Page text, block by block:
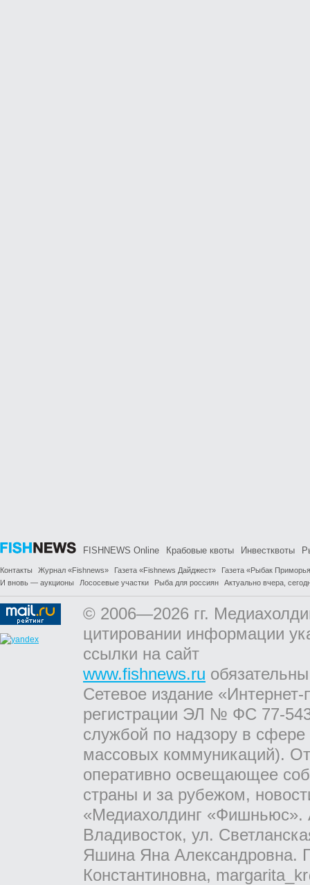
FISHNEWS Online Крабовые квоты Инвестквоты
Контакты Журнал «Fishnews» Газета «Fishnews Дайджест»
Газета «Рыбак
И вновь — аукционы
Лососевые участки Рыба для россиян Актуально вчера,
© 2006—2026 гг.
цитировании информации
ссылки на сайт
www.fishnews.ru
Сетевое издание
регистрации ЭЛ № ФС 77-
службой по надзору в
массовых коммуникаций).
оперативно освещающее
страны и за рубежом,
«Медиахолдинг «Фишньюс».
Владивосток, ул.
Яшина Яна Александровна.
Константиновна,